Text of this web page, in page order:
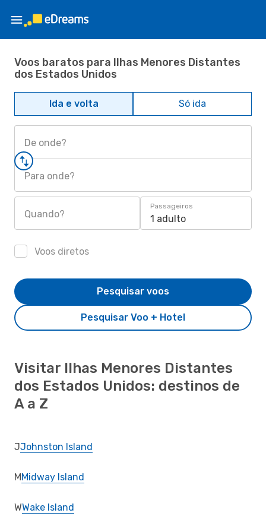
Voos baratos para Ilhas Menores Distantes
dos Estados Unidos
Ida e volta Só ida
De onde?
Para onde?
Quando?
Passageiros
1 adulto
Voos diretos
Pesquisar Voo + Hotel
Pesquisar voos
Visitar Ilhas Menores Distantes
dos Estados Unidos: destinos de
A a Z
JJohnston Island
MMidway Island
WWake Island